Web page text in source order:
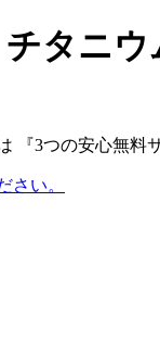
ニウ
『3つの安心無料